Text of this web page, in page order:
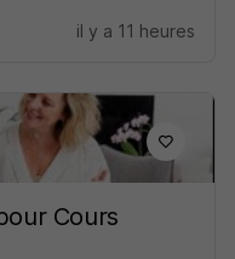
il y a 11 heures
Cours